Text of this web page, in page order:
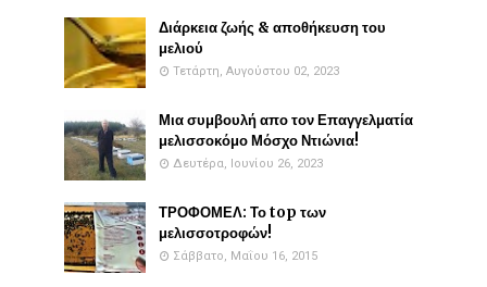
Διάρκεια ζωής & αποθήκευση του
μελιού
Τετάρτη, Αυγούστου 02, 2023
Μια συμβουλή απο τον Επαγγελματία
μελισσοκόμο Μόσχο Ντιώνια!
Δευτέρα, Ιουνίου 26, 2023
ΤΡΟΦΟΜΕΛ: Το top των
μελισσοτροφών!
Σάββατο, Μαΐου 16, 2015